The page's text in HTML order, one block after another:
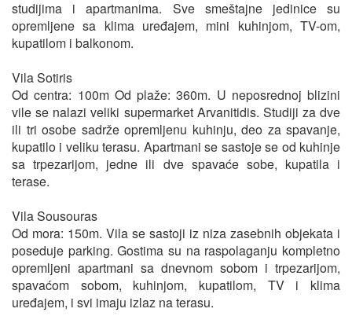
studijima i apartmanima. Sve smeštajne jedinice su
opremljene sa klima uređajem, mini kuhinjom, TV-om,
kupatilom i balkonom.
Vila Sotiris
Od centra: 100m Od plaže: 360m. U neposrednoj blizini
vile se nalazi veliki supermarket Arvanitidis. Studiji za dve
ili tri osobe sadrže opremljenu kuhinju, deo za spavanje,
kupatilo i veliku terasu. Apartmani se sastoje se od kuhinje
sa trpezarijom, jedne ili dve spavaće sobe, kupatila i
terase.
Vila Sousouras
Od mora: 150m. Vila se sastoji iz niza zasebnih objekata i
poseduje parking. Gostima su na raspolaganju kompletno
opremljeni apartmani sa dnevnom sobom i trpezarijom,
spavaćom sobom, kuhinjom, kupatilom, TV i klima
uređajem, i svi imaju izlaz na terasu.